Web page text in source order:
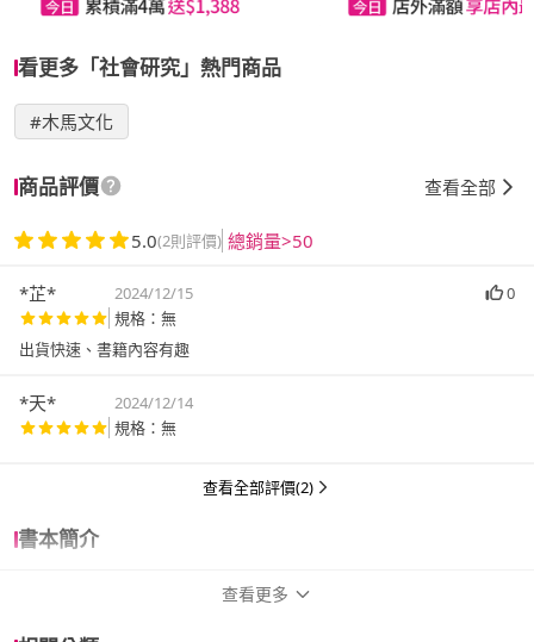
看更多「社會研究」熱門商品
#木馬文化
商品評價 查看全部
5.0(2則評價) 總銷量>50
*芷* 2024/12/15
0
規格：無
出貨快速、書籍內容有趣
*天*
2024/12/14
規格：無
查看全部評價(2)
書本簡介
查看更多